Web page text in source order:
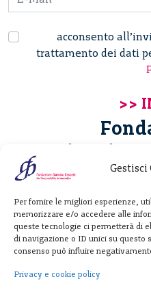
Gestisci
Per fornire le migliori esperienze,
memorizzare e/o accedere alle
queste tecnologie ci permetterà di
di navigazione o ID unici su questo
consenso può influire
Privacy e cookie policy
acconsento
trattamento dei dati
Giannino
20122
T. +39
F. + 39